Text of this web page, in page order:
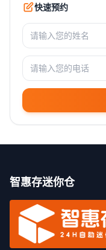
快速预约
智惠存迷你仓